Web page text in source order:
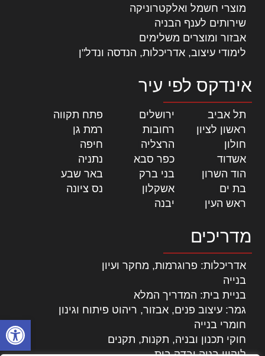
פתח
מוצרי חשמל ואלקטרוניקה
שירותים לענף הבניה
אבזור ומוצרים משלימים
לימודי עיצוב, אדריכלות, הנדסה ונדל"ן
אינדקס לפי עיר
תל אביב ירושלים פתח תקווה
ראשון לציון
רחובות רמת גן
חולון
הרצליה חיפה
אשדוד
כפר סבא נתניה
הוד השרון
בני ברק באר שבע
בת ים
אשקלון נס ציונה
ראש העין
יבנה
מדריכים
אדריכלות: פרוגרמות, מחקר ועיון
בנייה
בניית בית: המדריך המלא
גמר: עיצוב פנים, אבזור, ריהוט פיתוח וגינון
חומרי בנייה
חוקי תכנון ובניה, תקנות, תקנים